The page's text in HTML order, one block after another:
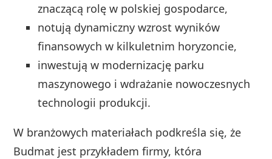
znaczącą rolę w polskiej gospodarce,
notują dynamiczny wzrost wyników
finansowych w kilkuletnim horyzoncie,
inwestują w modernizację parku
maszynowego i wdrażanie nowoczesnych
technologii produkcji.
W branżowych materiałach podkreśla się, że
Budmat jest przykładem firmy, która